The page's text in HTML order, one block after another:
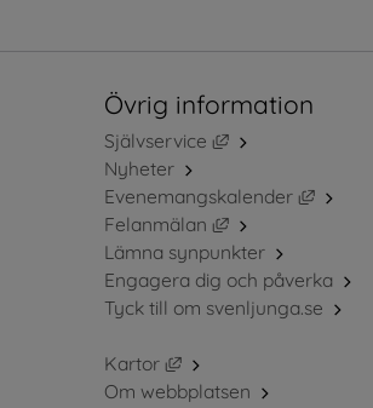
Övrig information
Självservice
Länk till annan
Nyheter
Evenemangskalender
Länk
Felanmälan
Länk till annan
Lämna synpunkter
Engagera dig och påverka
Tyck till om svenljunga.se
Kartor
Länk till annan
Om webbplatsen